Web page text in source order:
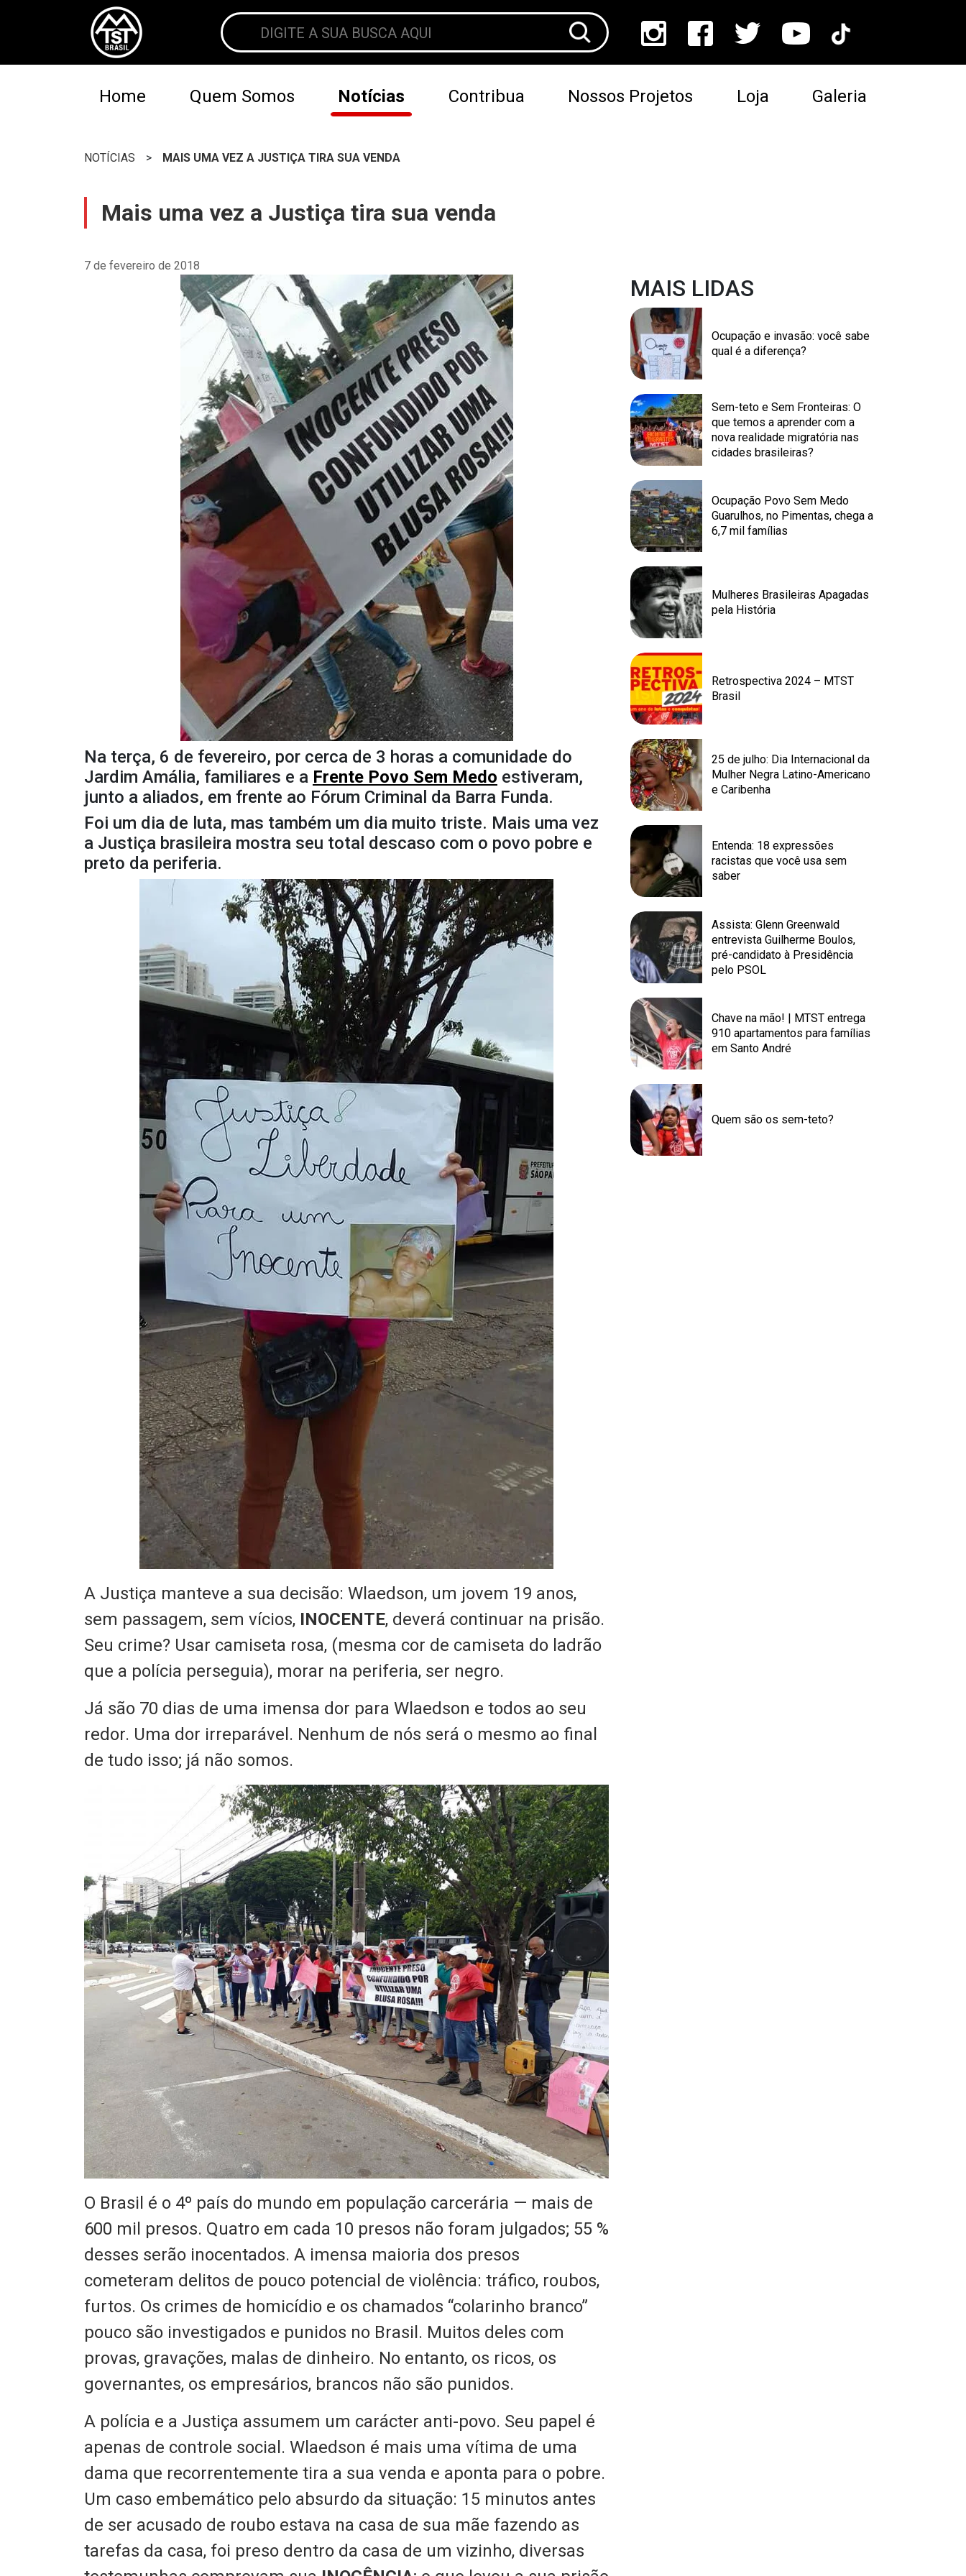
Home Quem Somos Notícias Contribua Nossos Projetos Loja Galeria
NOTÍCIAS > MAIS UMA VEZ A JUSTIÇA TIRA SUA VENDA
Mais uma vez a Justiça tira sua venda
7 de fevereiro de 2018
Na terça, 6 de fevereiro, por cerca de 3 horas a comunidade do
Jardim Amália, familiares e a Frente Povo Sem Medo estiveram,
junto a aliados, em frente ao Fórum Criminal da Barra Funda.
Foi um dia de luta, mas também um dia muito triste. Mais uma vez
a Justiça brasileira mostra seu total descaso com o povo pobre e
preto da periferia.
A Justiça manteve a sua decisão: Wlaedson, um jovem 19 anos,
sem passagem, sem vícios, INOCENTE, deverá continuar na prisão.
Seu crime? Usar camiseta rosa, (mesma cor de camiseta do ladrão
que a polícia perseguia), morar na periferia, ser negro.
Já são 70 dias de uma imensa dor para Wlaedson e todos ao seu
redor. Uma dor irreparável. Nenhum de nós será o mesmo ao final
de tudo isso; já não somos.
O Brasil é o 4º país do mundo em população carcerária — mais de
600 mil presos. Quatro em cada 10 presos não foram julgados; 55 %
desses serão inocentados. A imensa maioria dos presos
cometeram delitos de pouco potencial de violência: tráfico, roubos,
furtos. Os crimes de homicídio e os chamados “colarinho branco”
pouco são investigados e punidos no Brasil. Muitos deles com
provas, gravações, malas de dinheiro. No entanto, os ricos, os
governantes, os empresários, brancos não são punidos.
A polícia e a Justiça assumem um carácter anti-povo. Seu papel é
apenas de controle social. Wlaedson é mais uma vítima de uma
dama que recorrentemente tira a sua venda e aponta para o pobre.
Um caso embemático pelo absurdo da situação: 15 minutos antes
de ser acusado de roubo estava na casa de sua mãe fazendo as
tarefas da casa, foi preso dentro da casa de um vizinho, diversas
MAIS LIDAS
Ocupação e invasão: você sabe
qual é a diferença?
Sem-teto e Sem Fronteiras: O
que temos a aprender com a
nova realidade migratória nas
cidades brasileiras?
Ocupação Povo Sem Medo
Guarulhos, no Pimentas, chega a
6,7 mil famílias
Mulheres Brasileiras Apagadas
pela História
Retrospectiva 2024 – MTST
Brasil
25 de julho: Dia Internacional da
Mulher Negra Latino-Americano
e Caribenha
Entenda: 18 expressões
racistas que você usa sem
saber
Assista: Glenn Greenwald
entrevista Guilherme Boulos,
pré-candidato à Presidência
pelo PSOL
Chave na mão! | MTST entrega
910 apartamentos para famílias
em Santo André
Quem são os sem-teto?